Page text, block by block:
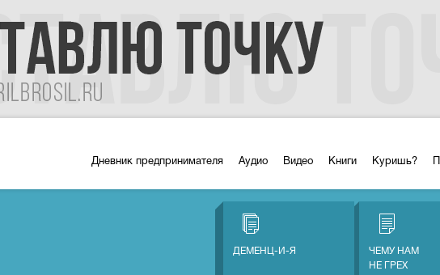
Дневник предпринимателя Аудио Видео Книги Куришь?
ДЕМЕНЦ-И-Я
ЧЕМУ НАМ
НЕ ГРЕХ